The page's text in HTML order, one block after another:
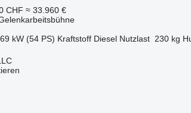
CHF ≈ 33.960 €
kW (54 PS) Kraftstoff Diesel Nutzlast 230 kg